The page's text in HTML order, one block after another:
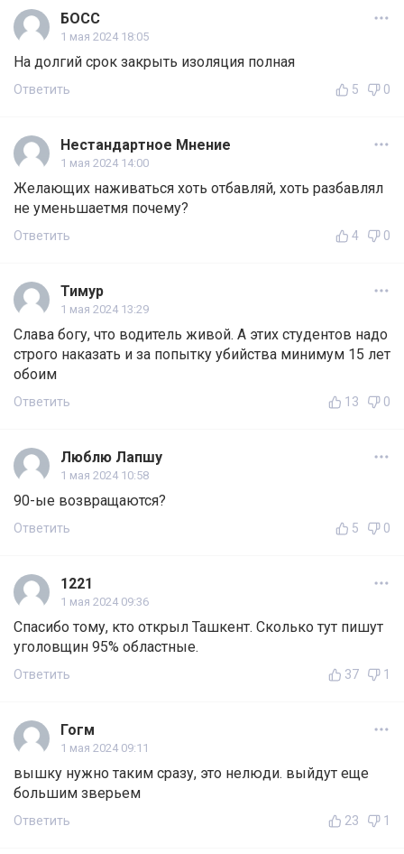
БОСС
1 мая 2024 18:05
На долгий срок закрыть изоляция полная
Ответить 5 0
Нестандартное Мнение
1 мая 2024 14:00
Желающих наживаться хоть отбавляй, хоть разбавлял
не уменьшаетмя почему?
Ответить 4 0
Тимур
1 мая 2024 13:29
Слава богу, что водитель живой. А этих студентов надо
строго наказать и за попытку убийства минимум 15 лет
обоим
Ответить 13 0
Люблю Лапшу
1 мая 2024 10:58
90-ые возвращаются?
Ответить 5 0
1221
1 мая 2024 09:36
Спасибо тому, кто открыл Ташкент. Сколько тут пишут
уголовщин 95% областные.
Ответить 37 1
Гогм
1 мая 2024 09:11
вышку нужно таким сразу, это нелюди. выйдут еще
большим зверьем
Ответить 23 1